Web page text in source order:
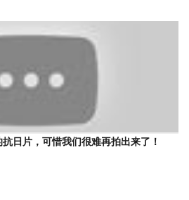
日片，可惜我们很难再拍出来了！